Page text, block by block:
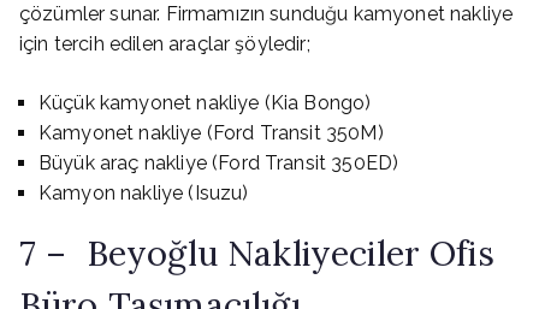
çözümler sunar. Firmamızın sunduğu kamyonet nakliye
için tercih edilen araçlar şöyledir;
Küçük kamyonet nakliye (Kia Bongo)
Kamyonet nakliye (Ford Transit 350M)
Büyük araç nakliye (Ford Transit 350ED)
Kamyon nakliye (Isuzu)
7 – Beyoğlu Nakliyeciler Ofis